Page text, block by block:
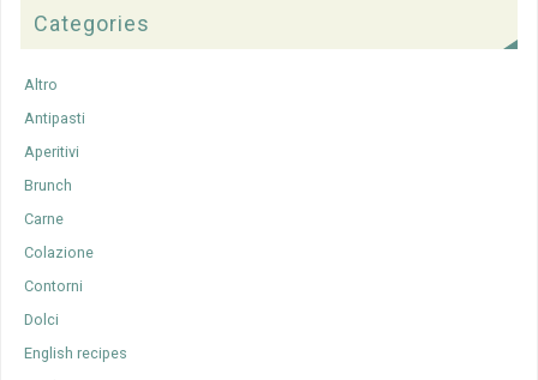
Categories
Altro
Antipasti
Aperitivi
Brunch
Carne
Colazione
Contorni
Dolci
English recipes